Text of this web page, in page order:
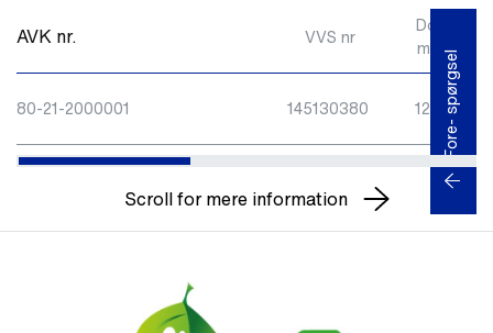
AVK nr. VVS nr
Do1
mm
80-21-2000001 145130380 125 Fore- spørgsel
Scroll for mere information